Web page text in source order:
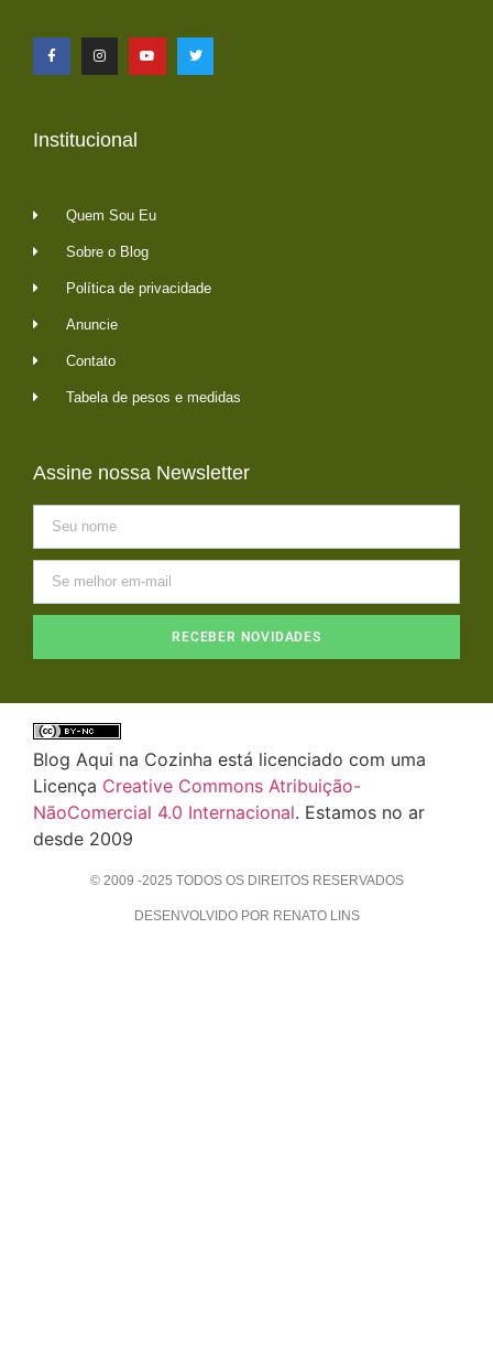
Institucional
Quem Sou Eu
Sobre o Blog
Política de privacidade
Anuncie
Contato
Tabela de pesos e medidas
Assine nossa Newsletter
RECEBER NOVIDADES
Blog Aqui na Cozinha está licenciado com uma
Licença Creative Commons Atribuição-
NãoComercial 4.0 Internacional. Estamos no ar
desde 2009
© 2009 -2025 TODOS OS DIREITOS RESERVADOS
DESENVOLVIDO POR RENATO LINS